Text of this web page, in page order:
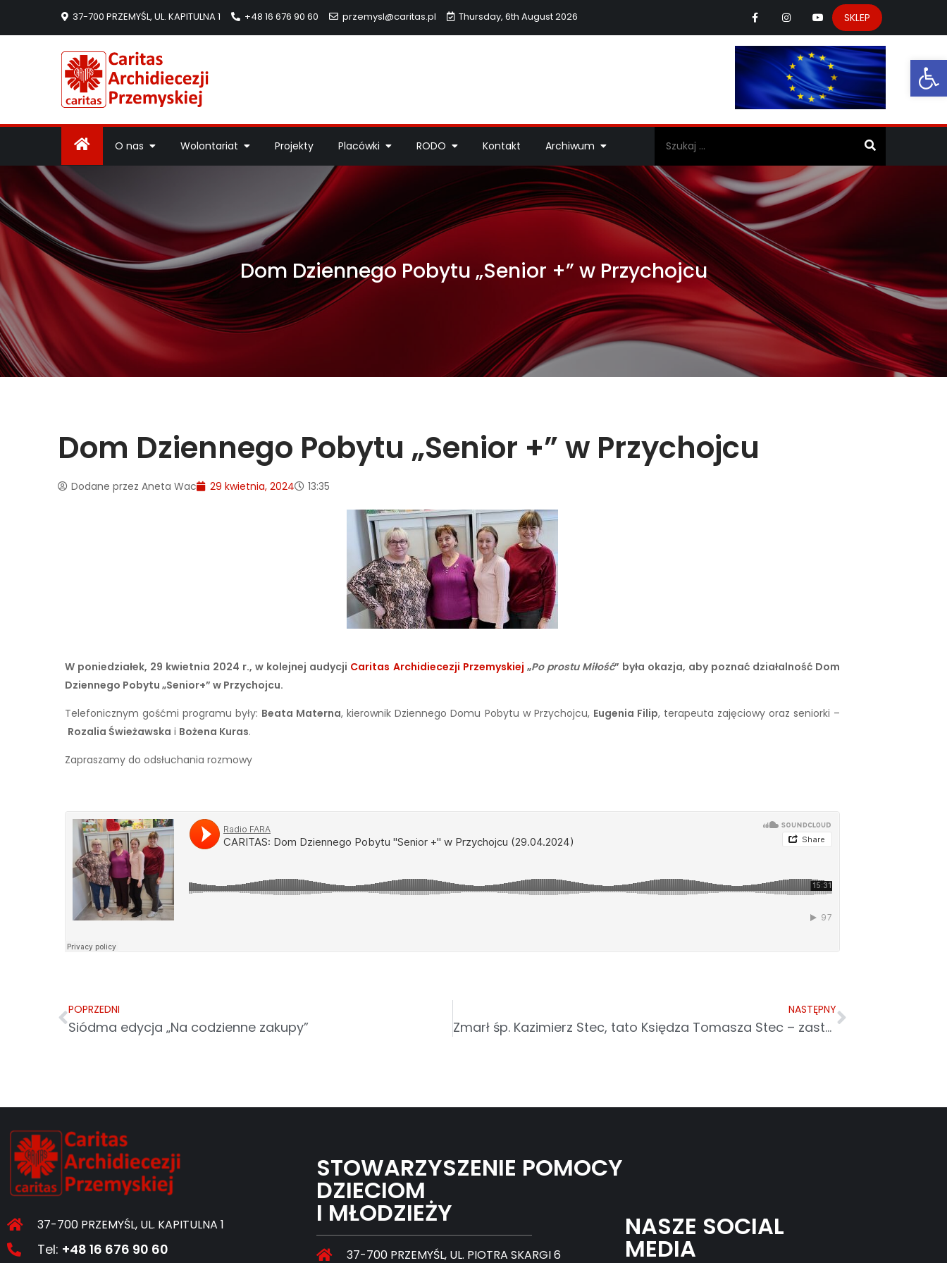
37-700 PRZEMYŚL, UL. KAPITULNA 1 +48 16 676 90 60 przemysl@caritas.pl Thursday, 6th August 2026 SKLEP
O nas Wolontariat Projekty Placówki RODO Kontakt Archiwum
Dom Dziennego Pobytu „Senior +” w Przychojcu
Dom Dziennego Pobytu „Senior +” w Przychojcu
Dodane przez Aneta Wac 29 kwietnia, 2024 13:35
W poniedziałek, 29 kwietnia 2024 r., w kolejnej audycji Caritas Archidiecezji Przemyskiej „Po prostu Miłość” była okazja, aby poznać działalność Dom
Dziennego Pobytu „Senior+” w Przychojcu.
Telefonicznym gośćmi programu były: Beata Materna, kierownik Dziennego Domu Pobytu w Przychojcu, Eugenia Filip, terapeuta zajęciowy oraz seniorki –
Rozalia Świeżawska i Bożena Kuras.
Zapraszamy do odsłuchania rozmowy
POPRZEDNI
Siódma edycja „Na codzienne zakupy”
NASTĘPNY
Zmarł śp. Kazimierz Stec, tato Księdza Tomasza Stec – zastępcy dyrektora Caritas Archidiecezji Przemyskiej
37-700 PRZEMYŚL, UL. KAPITULNA 1
Tel: +48 16 676 90 60
STOWARZYSZENIE POMOCY
DZIECIOM
I MŁODZIEŻY
37-700 PRZEMYŚL, UL. PIOTRA SKARGI 6
NASZE SOCIAL
MEDIA